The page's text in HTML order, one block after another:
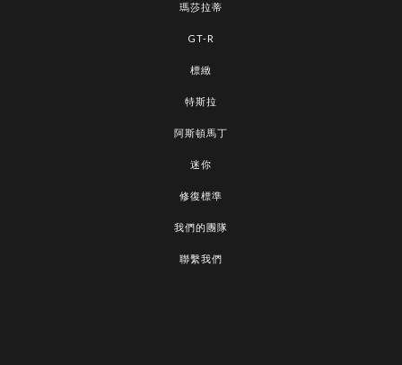
瑪莎拉蒂
GT-R
標緻
特斯拉
阿斯頓馬丁
迷你
修復標準
我們的團隊
聯繫我們